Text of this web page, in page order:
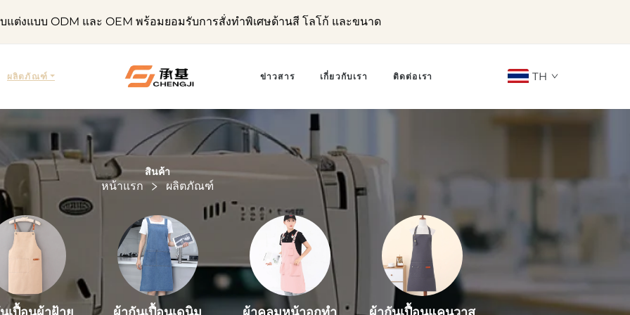
แต่งแบบ ODM และ OEM พร้อมยอมรับการสั่งทำพิเศษด้านสี โลโก้ และขนาด
ผลิตภัณฑ์ ข่าวสาร เกี่ยวกับเรา ติดต่อเรา TH
สินค้า
หน้าแรก ผลิตภัณฑ์
เปื้อนผ้าฝ้าย ผ้ากันเปื้อนเดนิม ผ้าคลุมหน้าอกทำ ผ้ากันเปื้อนแคนวาส